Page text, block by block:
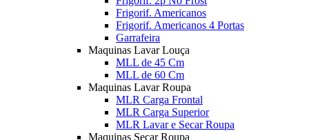
Frigorif. Americanos
Frigorif. Americanos 4 Portas
Garrafeira
Maquinas Lavar Louça
MLL de 45 Cm
MLL de 60 Cm
Maquinas Lavar Roupa
MLR Carga Frontal
MLR Carga Superior
MLR Lavar e Secar Roupa
Maquinas Secar Roupa